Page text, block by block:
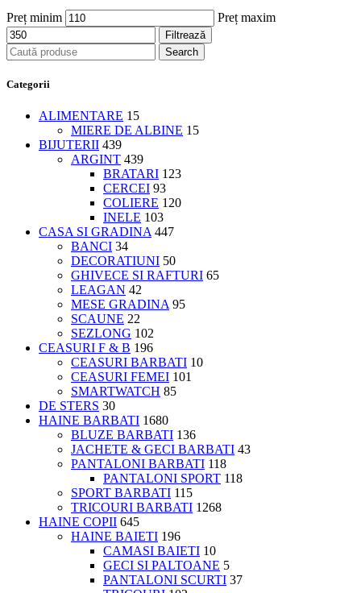
Preț minim Preț maxim
Filtrează
Search
Categorii
ALIMENTARE 15
MIERE DE ALBINE 15
BIJUTERII 439
ARGINT 439
BRATARI 123
CERCEI 93
COLIERE 120
INELE 103
CASA SI GRADINA 447
BANCI 34
DECORATIUNI 50
GHIVECE SI RAFTURI 65
LEAGAN 42
MESE GRADINA 95
SCAUNE 22
SEZLONG 102
CEASURI F & B 196
CEASURI BARBATI 10
CEASURI FEMEI 101
SMARTWATCH 85
DE STERS 30
HAINE BARBATI 1680
BLUZE BARBATI 136
JACHETE & GECI BARBATI 43
PANTALONI BARBATI 118
PANTALONI SPORT 118
SPORT BARBATI 115
TRICOURI BARBATI 1268
HAINE COPII 645
HAINE BAIETI 196
CAMASI BAIETI 10
GECI SI PALTOANE 5
PANTALONI SCURTI 37